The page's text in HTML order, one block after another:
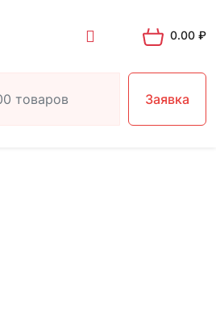
0.00 ₽
Заявка